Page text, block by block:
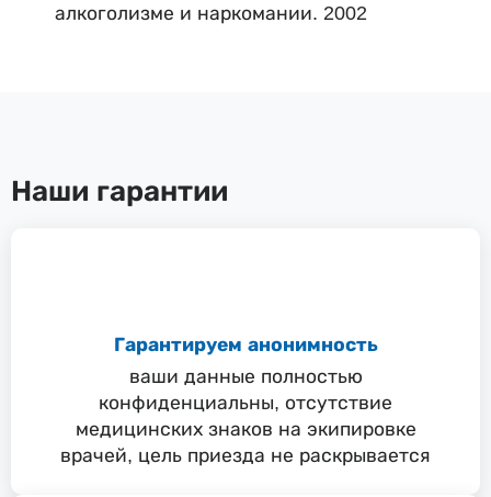
алкоголизме и наркомании. 2002
Наши гарантии
Гарантируем анонимность
ваши данные полностью
конфиденциальны, отсутствие
медицинских знаков на экипировке
врачей, цель приезда не раскрывается